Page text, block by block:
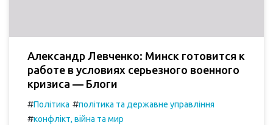
Александр Левченко: Минск готовится к
работе в условиях серьезного военного
кризиса — Блоги
#Політика #політика та державне управління
#конфлікт, війна та мир